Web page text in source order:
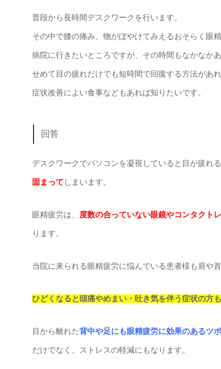
普段から長時間デスクワークを行います。
その中で腰の痛み、物がぼやけてみえるおそらく眼
病院に行きたいところですが、その時間もなかなか
せめて目の疲れだけでも短時間で回復する方法があ
症状改善によい食事などもあれば知りたいです。
回答
デスクワークでパソコンを凝視していると目が疲れ
固まって しまいます。
眼精疲労は、 度数の合っていない眼鏡やコンタクト
ります。
当院に来られる眼精疲労に悩んでいる患者様も肩や
ひどくなると頭痛やめまい・吐き気を伴う症状の方
目から離れた背中や足にも眼精疲労に効果のあるツ
だけでなく、ストレスの軽減にもなります。